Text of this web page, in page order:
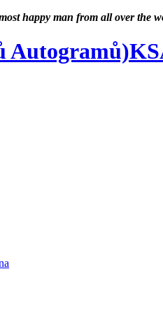
happy man from all over the